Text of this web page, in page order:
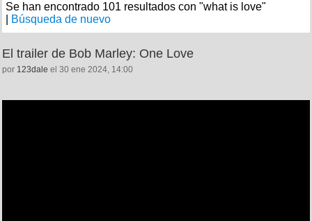
Se han encontrado 101 resultados con "what is love"
Búsqueda de nuevo
El trailer de Bob Marley: One Love
por 123dale el 30 ene 2024, 14:00